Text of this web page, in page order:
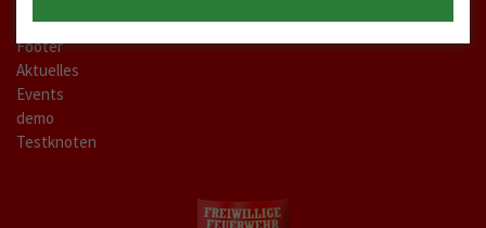
Kontakt Labels
Footer
Aktuelles
Events
demo
Testknoten